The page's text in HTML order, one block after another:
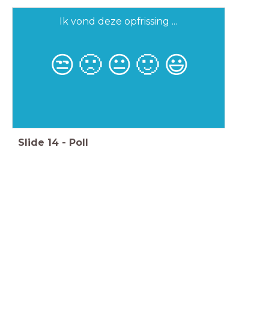
Ik vond deze opfrissing ...
😒 🙁 😐 🙂 😃
Slide 14 - Poll